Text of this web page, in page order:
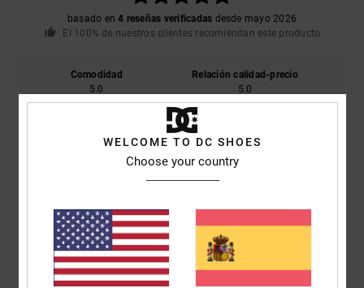
basado en4 reseñas verificadas desde mayo 2026
El 100% de nuestros clientes recomiendan este producto
Comodidad
5.0
Relación calidad-precio
5.0
Talla
Demasiado pequeñoDemasiado grande
Material
WELCOME TO DC SHOES
Choose your country